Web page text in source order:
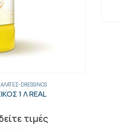
DRESSINGS
1 Λ REAL
τιμές